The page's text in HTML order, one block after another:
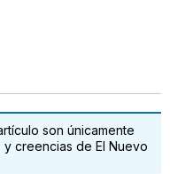
son únicamente
creencias de El Nuevo